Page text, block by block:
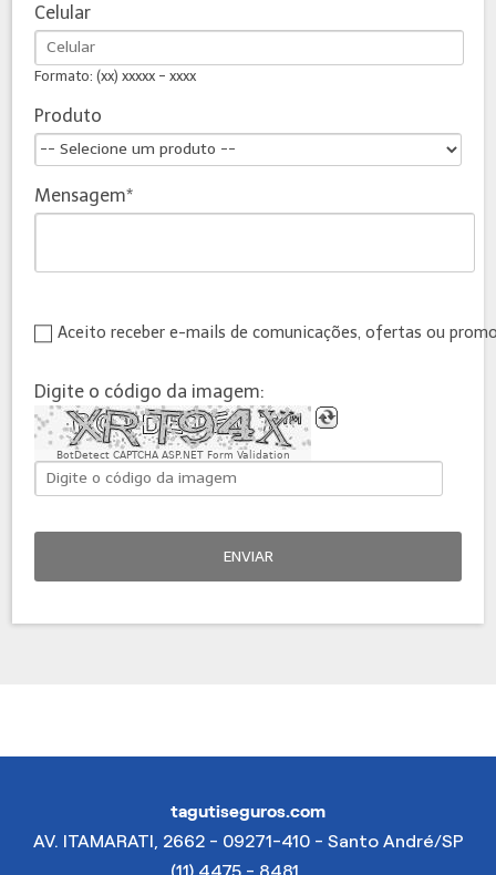
Celular
Formato: (xx) xxxxx - xxxx
Produto
Mensagem
Aceito receber e-mails de comunicações, ofertas ou
Digite o código da imagem:
BotDetect CAPTCHA ASP.NET Form Validation
ENVIAR
tagutiseguros.com
AV. ITAMARATI, 2662 - 09271-410 - Santo André/SP
(11) 4475 - 8481